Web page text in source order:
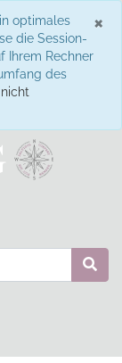
×
optimales
die Session-
Ihrem Rechner
des